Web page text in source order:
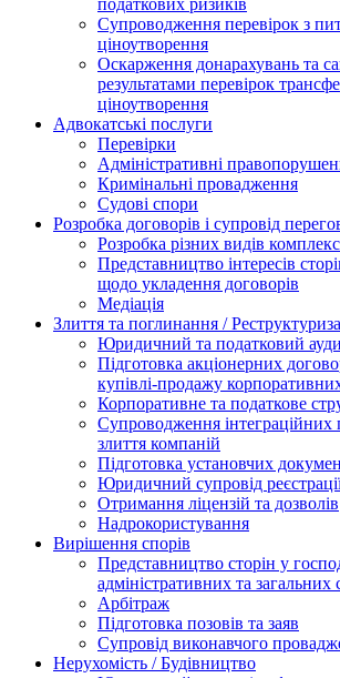
податкових ризиків
Супроводження перевірок з
ціноутворення
Оскарження донарахувань та
результатами перевірок
ціноутворення
Адвокатські послуги
Перевірки
Адміністративні
Кримінальні провадження
Судові спори
Розробка договорів і супровід
Розробка різних видів
Представництво інтересів
щодо укладення договорів
Медіація
Злиття та поглинання /
Юридичний та податковий
Підготовка акціонерних
купівлі-продажу
Корпоративне та податкове
Супроводження інтеграційних
злиття компаній
Підготовка установчих
Юридичний супровід
Отримання ліцензій та дозволів
Надрокористування
Вирішення спорів
Представництво сторін у
адміністративних та загальних
Арбітраж
Підготовка позовів та заяв
Супровід виконавчого
Нерухомість / Будівництво